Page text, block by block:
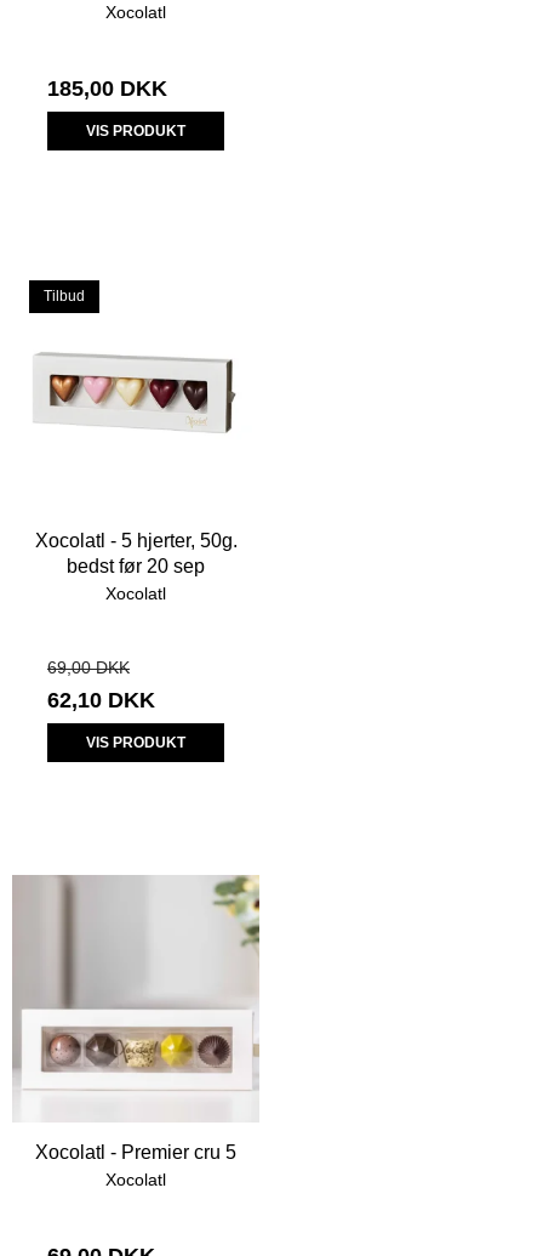
Xocolatl
185,00 DKK
VIS PRODUKT
Tilbud
Xocolatl - 5 hjerter, 50g.
bedst før 20 sep
Xocolatl
69,00 DKK
62,10 DKK
VIS PRODUKT
Xocolatl - Premier cru 5
Xocolatl